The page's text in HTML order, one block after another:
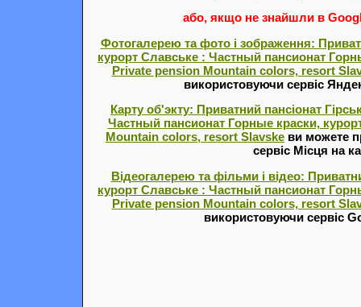
або, якщо не знайшли в
Фотогалерею та фото і зображення:
курорт Славське : Частный пансионат
Private pension Mountain colors, resort
використовуючи сервіс
Карту об'экту: Приватний пансіонат
Частный пансионат Горные краски,
Mountain colors, resort Slavske ви можете
сервіс Місця на
Відеогалерею та фільми і відео:
курорт Славське : Частный пансионат
Private pension Mountain colors, resort
використовуючи сервіс